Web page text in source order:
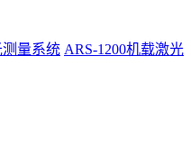
测量系统 ARS-1200机载激光